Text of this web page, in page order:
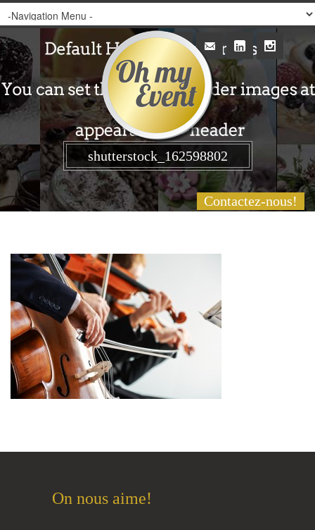
shutterstock_162598802
Contactez-nous!
On nous aime!